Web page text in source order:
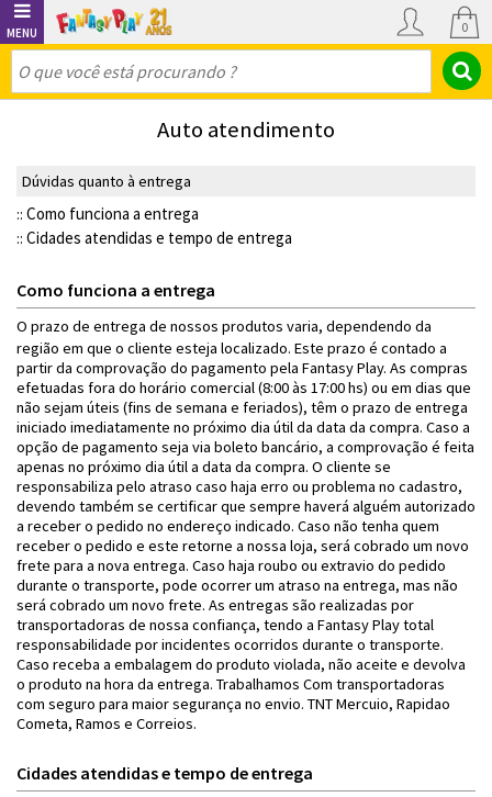
0
Auto atendimento
Dúvidas quanto à entrega
:: Como funciona a entrega
:: Cidades atendidas e tempo de entrega
Como funciona a entrega
O prazo de entrega de nossos produtos varia, dependendo da
região em que o cliente esteja localizado. Este prazo é contado a
partir da comprovação do pagamento pela Fantasy Play. As compras
efetuadas fora do horário comercial (8:00 às 17:00 hs) ou em dias que
não sejam úteis (fins de semana e feriados), têm o prazo de entrega
iniciado imediatamente no próximo dia útil da data da compra. Caso a
opção de pagamento seja via boleto bancário, a comprovação é feita
apenas no próximo dia útil a data da compra. O cliente se
responsabiliza pelo atraso caso haja erro ou problema no cadastro,
devendo também se certificar que sempre haverá alguém autorizado
a receber o pedido no endereço indicado. Caso não tenha quem
receber o pedido e este retorne a nossa loja, será cobrado um novo
frete para a nova entrega. Caso haja roubo ou extravio do pedido
durante o transporte, pode ocorrer um atraso na entrega, mas não
será cobrado um novo frete. As entregas são realizadas por
transportadoras de nossa confiança, tendo a Fantasy Play total
responsabilidade por incidentes ocorridos durante o transporte.
Caso receba a embalagem do produto violada, não aceite e devolva
o produto na hora da entrega. Trabalhamos Com transportadoras
com seguro para maior segurança no envio. TNT Mercuio, Rapidao
Cometa, Ramos e Correios.
Cidades atendidas e tempo de entrega